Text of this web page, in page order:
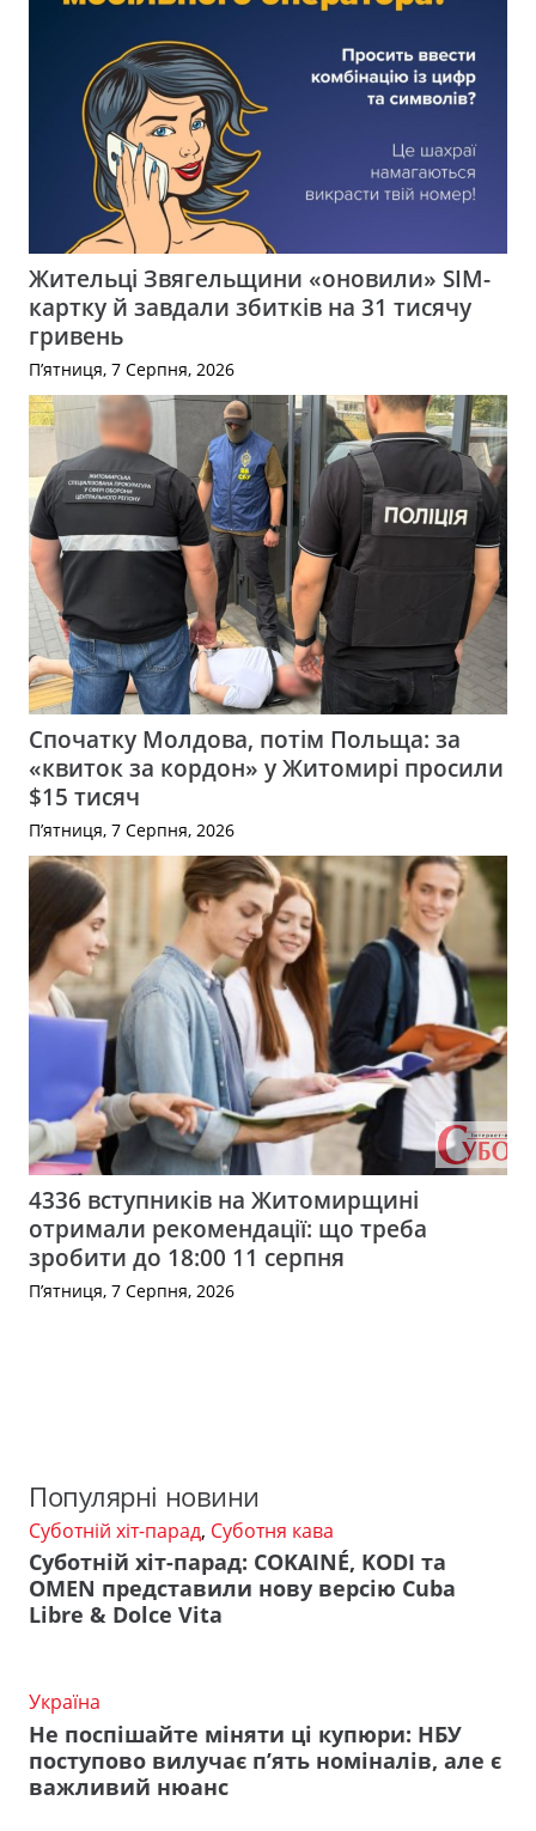
Жительці Звягельщини «оновили» SIM-
картку й завдали збитків на 31 тисячу
гривень
П’ятниця, 7 Серпня, 2026
Спочатку Молдова, потім Польща: за
«квиток за кордон» у Житомирі просили
$15 тисяч
П’ятниця, 7 Серпня, 2026
4336 вступників на Житомирщині
отримали рекомендації: що треба
зробити до 18:00 11 серпня
П’ятниця, 7 Серпня, 2026
Популярні новини
Суботній хіт-парад, Суботня кава
Суботній хіт-парад: COKAINÉ, KODI та
OMEN представили нову версію Cuba
Libre & Dolce Vita
Україна
Не поспішайте міняти ці купюри: НБУ
поступово вилучає п’ять номіналів, але є
важливий нюанс